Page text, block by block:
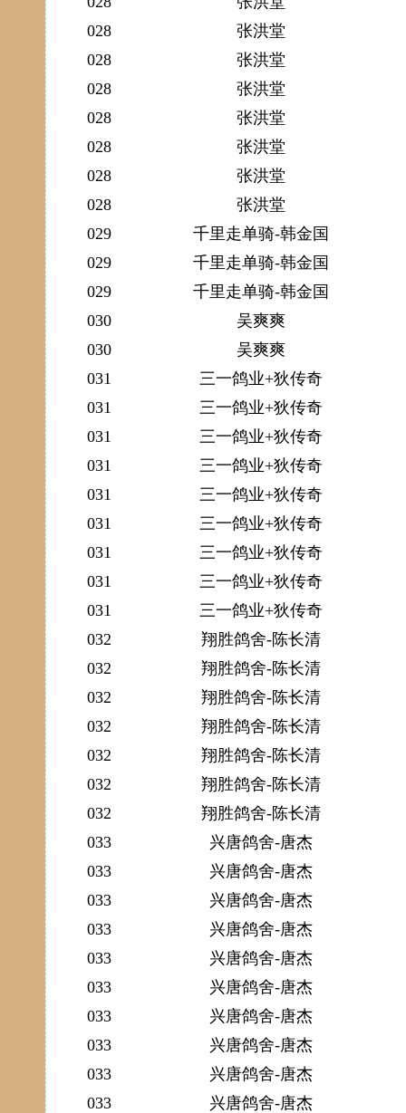
028
张洪堂
028
张洪堂
028
张洪堂
028
张洪堂
028
张洪堂
028
张洪堂
028
张洪堂
029
千里走单骑-韩金国
029
千里走单骑-韩金国
029
千里走单骑-韩金国
030
吴爽爽
030
吴爽爽
031
三一鸽业+狄传奇
031
三一鸽业+狄传奇
031
三一鸽业+狄传奇
031
三一鸽业+狄传奇
031
三一鸽业+狄传奇
031
三一鸽业+狄传奇
031
三一鸽业+狄传奇
031
三一鸽业+狄传奇
031
三一鸽业+狄传奇
032
翔胜鸽舍-陈长清
032
翔胜鸽舍-陈长清
032
翔胜鸽舍-陈长清
032
翔胜鸽舍-陈长清
032
翔胜鸽舍-陈长清
032
翔胜鸽舍-陈长清
032
翔胜鸽舍-陈长清
033
兴唐鸽舍-唐杰
033
兴唐鸽舍-唐杰
033
兴唐鸽舍-唐杰
033
兴唐鸽舍-唐杰
033
兴唐鸽舍-唐杰
033
兴唐鸽舍-唐杰
033
兴唐鸽舍-唐杰
033
兴唐鸽舍-唐杰
033
兴唐鸽舍-唐杰
033
兴唐鸽舍-唐杰